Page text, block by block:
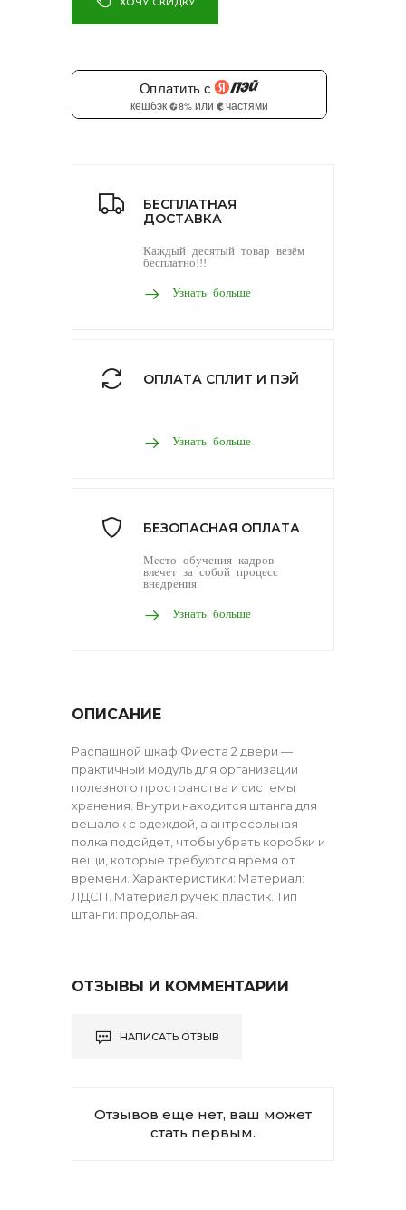
БЕСПЛАТНАЯ
ДОСТАВКА
Каждый десятый товар везём
бесплатно!!!
Узнать больше
ОПЛАТА СПЛИТ И ПЭЙ
Узнать больше
БЕЗОПАСНАЯ ОПЛАТА
Место обучения кадров
влечет за собой процесс
внедрения
Узнать больше
ОПИСАНИЕ
Распашной шкаф Фиеста 2 двери —
практичный модуль для организации
полезного пространства и системы
хранения. Внутри находится штанга для
вешалок с одеждой, а антресольная
полка подойдет, чтобы убрать коробки и
вещи, которые требуются время от
времени. Характеристики: Материал:
ЛДСП. Материал ручек: пластик. Тип
штанги: продольная.
ОТЗЫВЫ И КОММЕНТАРИИ
НАПИСАТЬ ОТЗЫВ
Отзывов еще нет, ваш может
стать первым.